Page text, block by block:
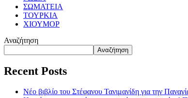
ΣΩΜΑΤΕΙΑ
ΤΟΥΡΚΙΑ
ΧΙΟΥΜΟΡ
Αναζήτηση
Αναζήτηση
Recent Posts
Νέο βιβλίο του Στέφανου Τανιμανίδη για την